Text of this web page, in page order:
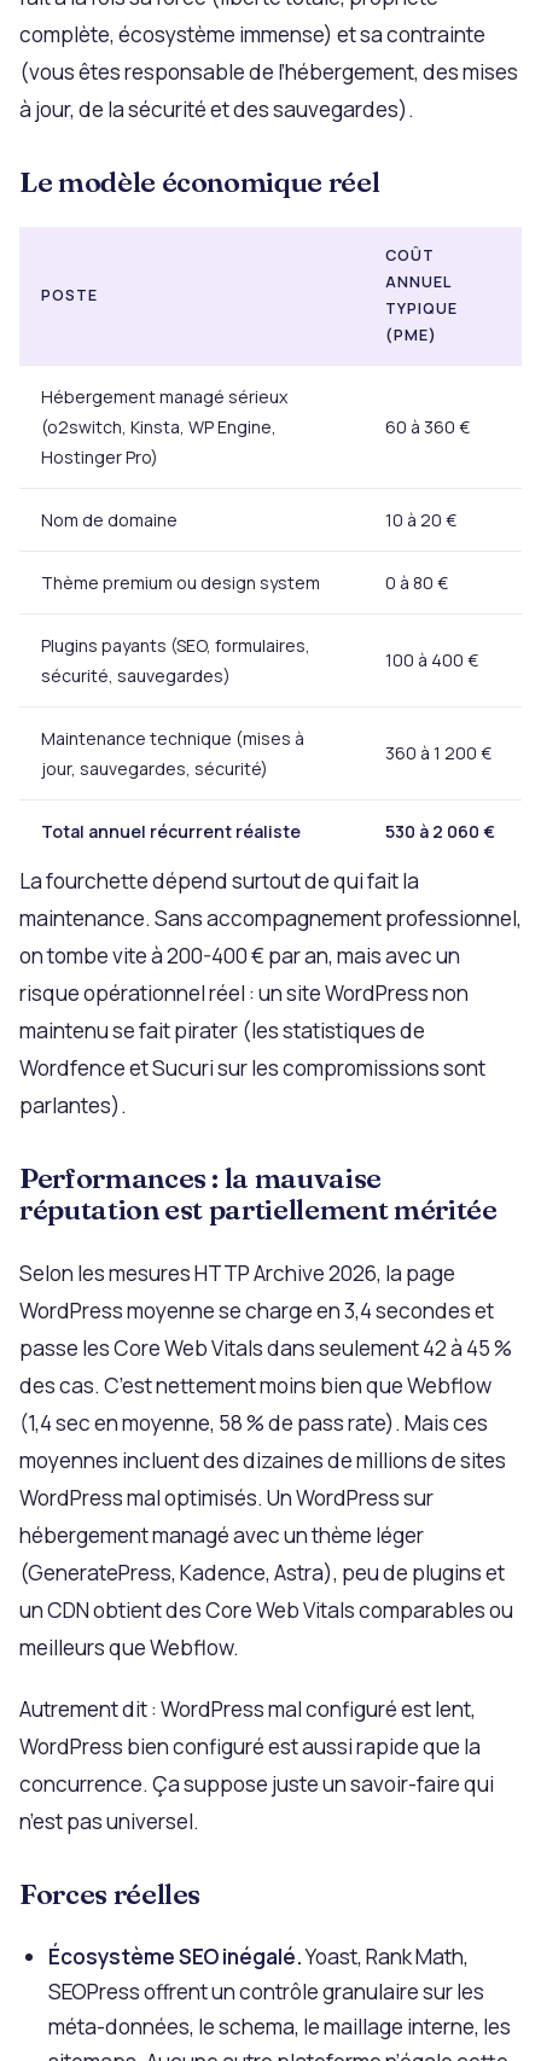
complète, écosystème immense) et sa contrainte
(vous êtes responsable de l’hébergement, des mises
à jour, de la sécurité et des sauvegardes).
Le modèle économique réel
POSTE
COÛT
ANNUEL
TYPIQUE
(PME)
Hébergement managé sérieux
(o2switch, Kinsta, WP Engine,
Hostinger Pro)
60 à 360 €
Nom de domaine 10 à 20 €
Thème premium ou design system 0 à 80 €
Plugins payants (SEO, formulaires,
sécurité, sauvegardes)
100 à 400 €
Maintenance technique (mises à
jour, sauvegardes, sécurité)
360 à 1 200 €
Total annuel récurrent réaliste 530 à 2 060 €
La fourchette dépend surtout de qui fait la
maintenance. Sans accompagnement professionnel,
on tombe vite à 200-400 € par an, mais avec un
risque opérationnel réel : un site WordPress non
maintenu se fait pirater (les statistiques de
Wordfence et Sucuri sur les compromissions sont
parlantes).
Performances : la mauvaise
réputation est partiellement méritée
Selon les mesures HTTP Archive 2026, la page
WordPress moyenne se charge en 3,4 secondes et
passe les Core Web Vitals dans seulement 42 à 45 %
des cas. C’est nettement moins bien que Webflow
(1,4 sec en moyenne, 58 % de pass rate). Mais ces
moyennes incluent des dizaines de millions de sites
WordPress mal optimisés. Un WordPress sur
hébergement managé avec un thème léger
(GeneratePress, Kadence, Astra), peu de plugins et
un CDN obtient des Core Web Vitals comparables ou
meilleurs que Webflow.
Autrement dit : WordPress mal configuré est lent,
WordPress bien configuré est aussi rapide que la
concurrence. Ça suppose juste un savoir-faire qui
n’est pas universel.
Forces réelles
Écosystème SEO inégalé.Yoast, Rank Math,
SEOPress offrent un contrôle granulaire sur les
méta-données, le schema, le maillage interne, les